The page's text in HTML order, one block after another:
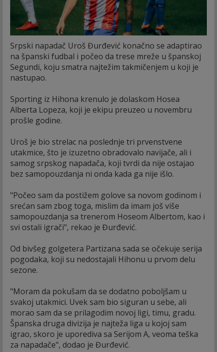
Srpski napadač Uroš Đurđević konačno se adaptirao
na španski fudbal i počeo da trese mreže u španskoj
Segundi, koju smatra najtežim takmičenjem u koji je
nastupao.
Sporting iz Hihona krenulo je dolaskom Hosea
Alberta Lopeza, koji je ekipu preuzeo u novembru
prošle godine.
Uroš je bio strelac na poslednje tri prvenstvene
utakmice, što je izuzetno obradovalo navijače, ali i
samog srpskog napadača, koji tvrdi da nije ostajao
bez samopouzdanja ni onda kada ga nije išlo.
"Počeo sam da postižem golove sa novom godinom i
srećan sam zbog toga, mislim da imam još više
samopouzdanja sa trenerom Hoseom Albertom, kao i
svi ostali igrači", rekao je Đurđević.
Od bivšeg golgetera Partizana sada se očekuje serija
pogodaka, koji su nedostajali Hihonu u prvom delu
sezone.
"Moram da pokušam da se dodatno poboljšam u
svakoj utakmici. Uvek sam bio siguran u sebe, ali
morao sam da se prilagodim novoj ligi, timu, gradu.
Španska druga divizija je najteža liga u kojoj sam
igrao, skoro je uporediva sa Serijom A, veoma teška
za napadače", dodao je Đurđević.